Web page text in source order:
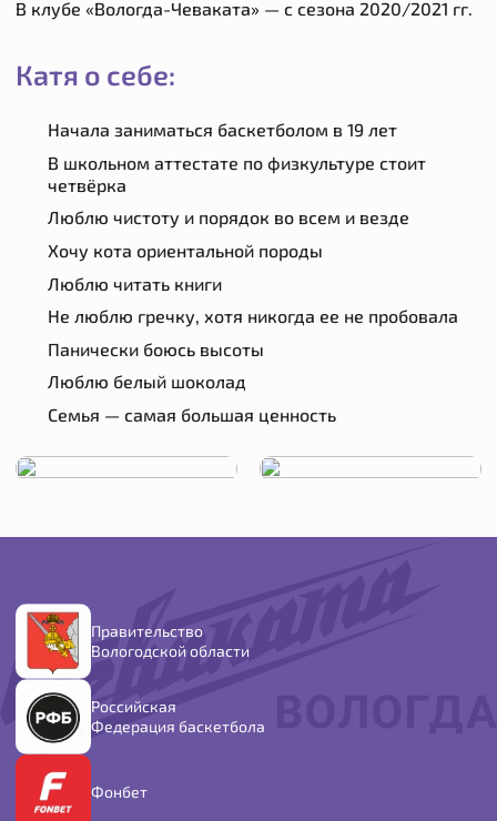
В клубе «Вологда-Чеваката» — с сезона 2020/2021 гг.
Катя о себе:
Начала заниматься баскетболом в 19 лет
В школьном аттестате по физкультуре стоит
четвёрка
Люблю чистоту и порядок во всем и везде
Хочу кота ориентальной породы
Люблю читать книги
Не люблю гречку, хотя никогда ее не пробовала
Панически боюсь высоты
Люблю белый шоколад
Семья — самая большая ценность
Правительство
Вологодской области
Российская
Федерация баскетбола
Фонбет